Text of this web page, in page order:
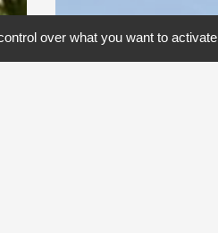
over what you want to activate